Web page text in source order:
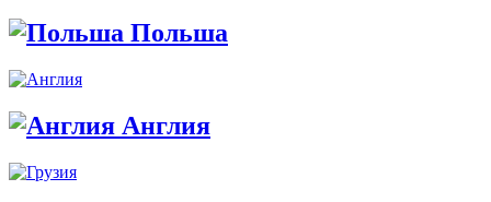
Польша
Англия